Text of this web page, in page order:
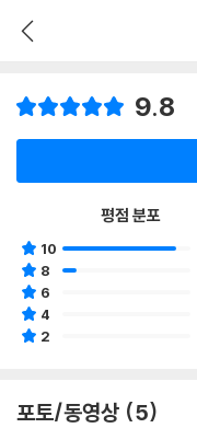
9.8
평점 분포
10
8
6
4
2
포토/동영상 (5)